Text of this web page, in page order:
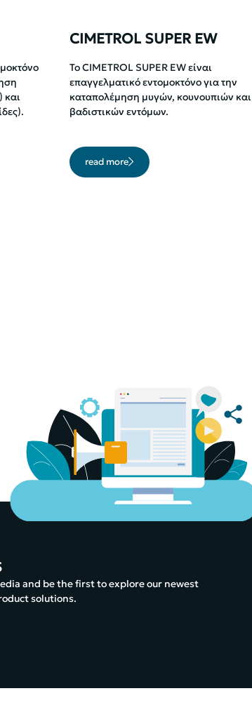
και
CIMETROL SUPER EW
Το CIMETROL SUPER EW είναι
επαγγελματικό εντομοκτόνο για την
καταπολέμηση μυγών, κουνουπιών και
βαδιστικών εντόμων.
read more
and be the first to explore our newest
solutions.